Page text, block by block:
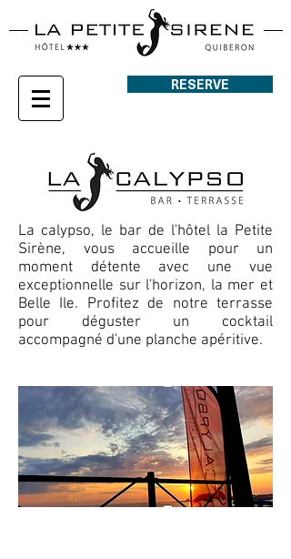
RESERVE
La calypso, le bar de l'hôtel la Petite
Sirène, vous accueille pour un
moment détente avec une vue
exceptionnelle sur l'horizon, la mer et
Belle Ile. Profitez de notre terrasse
pour déguster un cocktail
accompagné d'une planche apéritive.